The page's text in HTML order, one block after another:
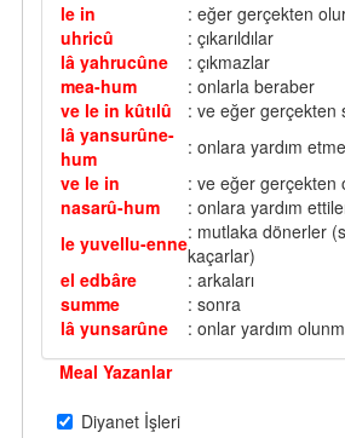
le in
: eğer gerçekten
uhricû
: çıkarıldılar
lâ yahrucûne
: çıkmazlar
mea-hum
: onlarla beraber
ve le in kûtılû
: ve eğer gerçekten
lâ yansurûne-
hum
: onlara yardım
ve le in
: ve eğer gerçekten
nasarû-hum
: onlara yardım
le yuvellu-enne: mutlaka dönerler
kaçarlar)
el edbâre
: arkaları
summe
: sonra
lâ yunsarûne
: onlar yardım
Meal Yazanlar
Diyanet İşleri